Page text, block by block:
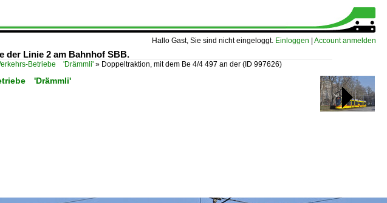
Hallo Gast, Sie sind nicht eingeloggt. Einloggen Account anmelden
der Linie 2 am Bahnhof SBB.
Betriebe 'Drämmli' » Doppeltraktion, mit dem Be 4/4 497 an der (ID 997626)
'Drämmli'